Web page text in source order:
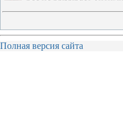
Полная версия сайта